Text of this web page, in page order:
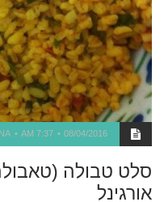
08/04/2016
7:37 AM
סלט טבולה
אורגינל